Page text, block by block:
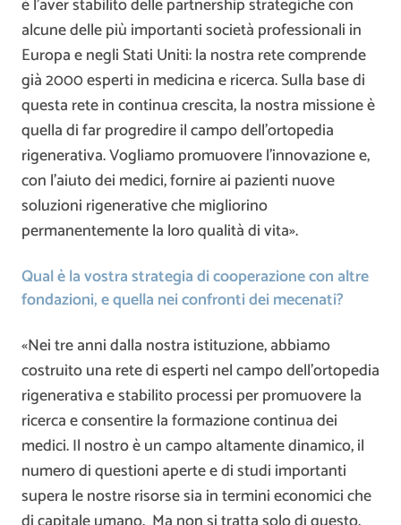
alcune delle più importanti società professionali in
Europa e negli Stati Uniti: la nostra rete comprende
già 2000 esperti in medicina e ricerca. Sulla base di
questa rete in continua crescita, la nostra missione è
quella di far progredire il campo dell’ortopedia
rigenerativa. Vogliamo promuovere l’innovazione e,
con l’aiuto dei medici, fornire ai pazienti nuove
soluzioni rigenerative che migliorino
permanentemente la loro qualità di vita».
Qual è la vostra strategia di cooperazione con altre
fondazioni, e quella nei confronti dei mecenati?
«Nei tre anni dalla nostra istituzione, abbiamo
costruito una rete di esperti nel campo dell’ortopedia
rigenerativa e stabilito processi per promuovere la
ricerca e consentire la formazione continua dei
medici. Il nostro è un campo altamente dinamico, il
numero di questioni aperte e di studi importanti
supera le nostre risorse sia in termini economici che